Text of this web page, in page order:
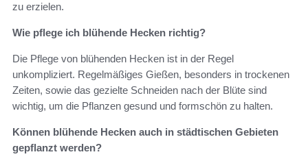
zu erzielen.
Wie pflege ich blühende Hecken richtig?
Die Pflege von blühenden Hecken ist in der Regel
unkompliziert. Regelmäßiges Gießen, besonders in trockenen
Zeiten, sowie das gezielte Schneiden nach der Blüte sind
wichtig, um die Pflanzen gesund und formschön zu halten.
Können blühende Hecken auch in städtischen Gebieten
gepflanzt werden?